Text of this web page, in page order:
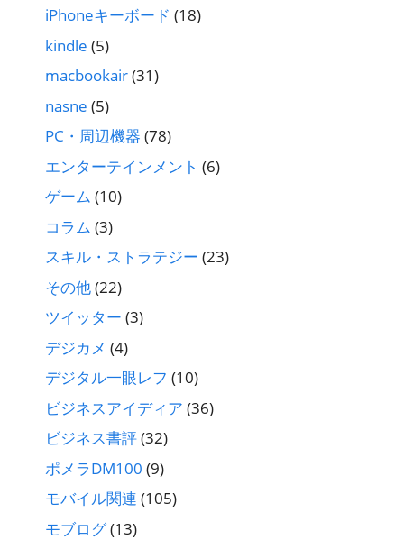
iPhoneキーボード (18)
kindle (5)
macbookair(31)
nasne (5)
PC・周辺機器 (78)
エンターテインメント (6)
ゲーム (10)
コラム (3)
スキル・ストラテジー (23)
その他(22)
ツイッター (3)
デジカメ (4)
デジタル一眼レフ (10)
ビジネスアイディア (36)
ビジネス書評(32)
ポメラDM100 (9)
モバイル関連 (105)
モブログ(13)